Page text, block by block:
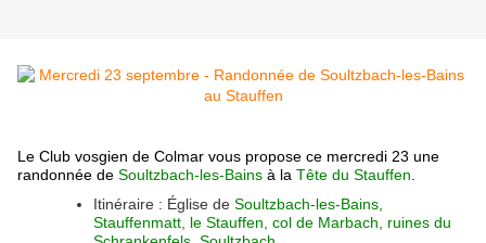
Le Club vosgien de Colmar vous propose ce mercredi 23 une
randonnée de Soultzbach-les-Bains à la Tête du Stauffen
Itinéraire : Église de Soultzbach-les-Bains,
Stauffenmatt, le Stauffen, col de Marbach, ruines du